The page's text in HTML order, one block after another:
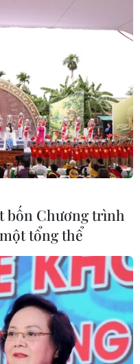
bốn Chương trình
tổng thể